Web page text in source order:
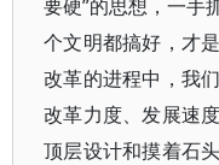
要硬”的思想，一手
个文明都搞好，才
改革的进程中，我
改革力度、发展速
顶层设计和摸着石